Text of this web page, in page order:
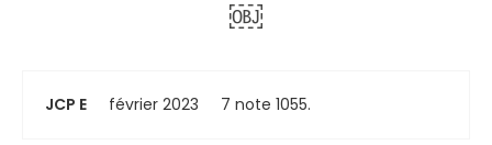
￼
JCP E février 2023 7 note 1055.